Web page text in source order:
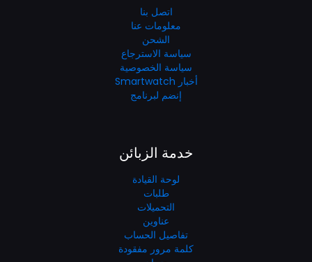
اتصل بنا
معلومات عنا
الشحن
سياسة الاسترجاع
سياسة الخصوصية
أخبار Smartwatch
إنضم لبرنامج
خدمة الزبائن
لوحة القيادة
طلبات
التحميلات
عناوين
تفاصيل الحساب
كلمة مرور مفقودة